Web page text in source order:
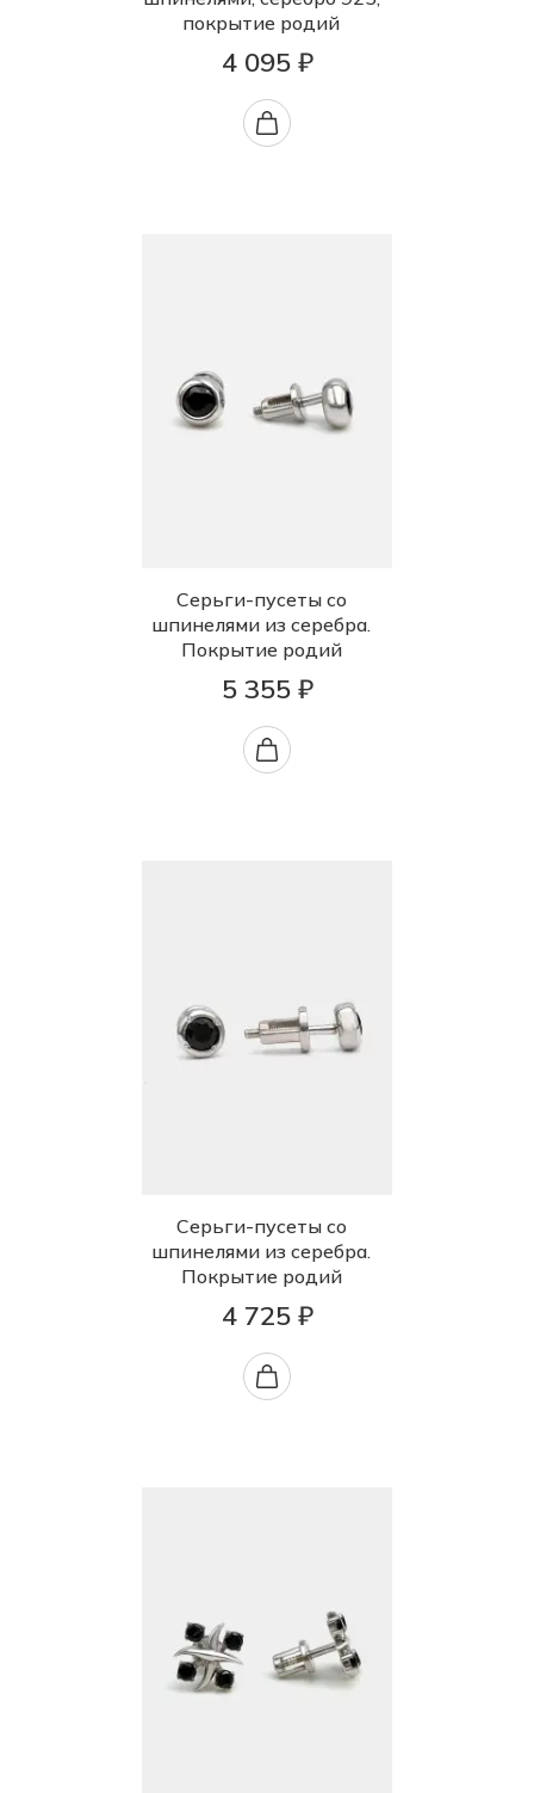
покрытие родий
4 095 ₽
Серьги-пусеты со
шпинелями из серебра.
Покрытие родий
5 355 ₽
Серьги-пусеты со
шпинелями из серебра.
Покрытие родий
4 725 ₽